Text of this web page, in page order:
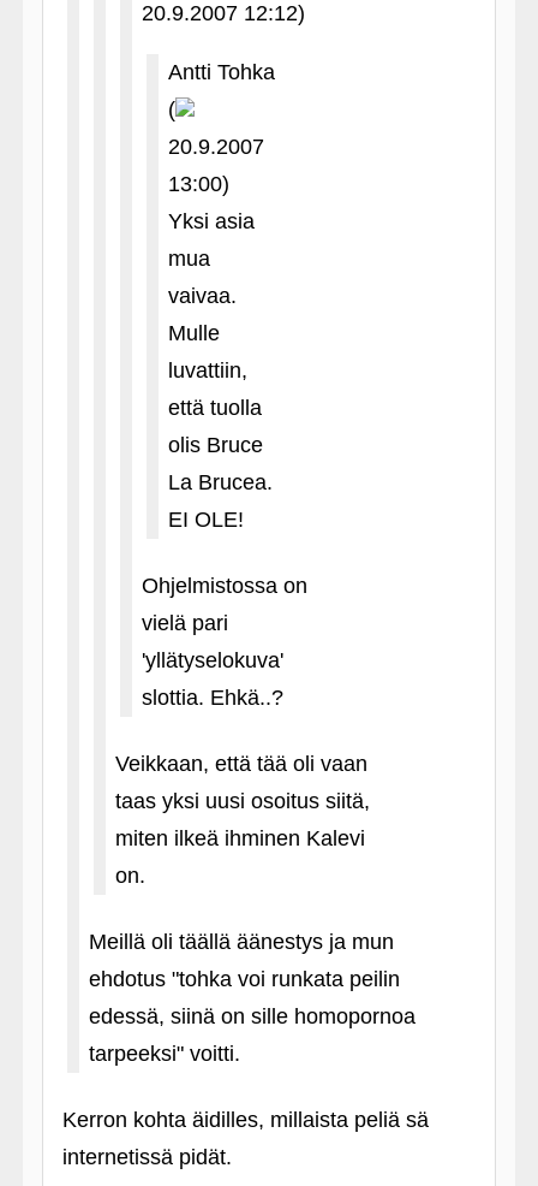
20.9.2007 12:12)
Antti Tohka
(
20.9.2007
13:00)
Yksi asia
mua
vaivaa.
Mulle
luvattiin,
että tuolla
olis Bruce
La Brucea.
EI OLE!
Ohjelmistossa on
vielä pari
'yllätyselokuva'
slottia. Ehkä..?
Veikkaan, että tää oli vaan
taas yksi uusi osoitus siitä,
miten ilkeä ihminen Kalevi
on.
Meillä oli täällä äänestys ja mun
ehdotus "tohka voi runkata peilin
edessä, siinä on sille homopornoa
tarpeeksi" voitti.
Kerron kohta äidilles, millaista peliä sä
internetissä pidät.